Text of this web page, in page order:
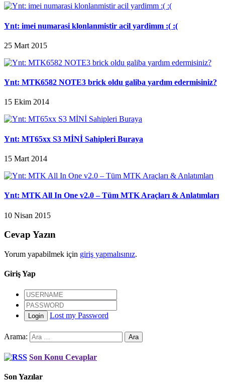
Ynt: imei numarasi klonlanmistir acil yardimm :( :(
25 Mart 2015
Ynt: MTK6582 NOTE3 brick oldu galiba yardım edermisiniz?
15 Ekim 2014
Ynt: MT65xx S3 MİNİ Sahipleri Buraya
15 Mart 2014
Ynt: MTK All In One v2.0 – Tüm MTK Araçları & Anlatımları
10 Nisan 2015
Cevap Yazın
Yorum yapabilmek için giriş yapmalısınız.
Giriş Yap
Login Lost my Password
Arama:
Son Konu Cevaplar
Son Yazılar